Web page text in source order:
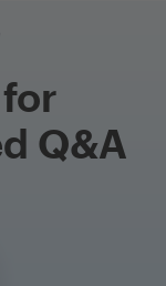
Q&A